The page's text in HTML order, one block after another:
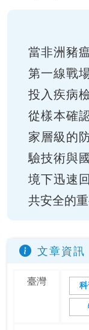
當非洲豬
第一線戰
投入疾病
從樣本確
家層級的
驗技術與
境下迅速
共安全的重
文章資訊
臺灣